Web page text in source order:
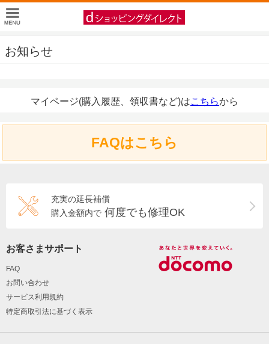
お知らせ
マイページ(購入履歴、領収書など)はこちらから
FAQはこちら
充実の延長補償
購入金額内で 何度でも修理OK
お客さまサポート
FAQ
お問い合わせ
サービス利用規約
特定商取引法に基づく表示